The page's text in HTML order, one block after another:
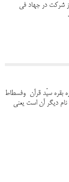
خودداری از شرکت در جهاد فی
بقره سیّد قرآن وفسطاط
دیگر آن است یعنی